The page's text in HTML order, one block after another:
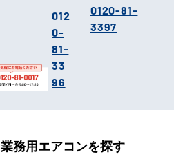
012
0-
81-
33
96
0120-81-
3397
業務用エアコンを探す